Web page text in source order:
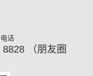
话
（朋友圈